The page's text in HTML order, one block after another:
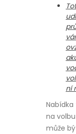
ní
na
může